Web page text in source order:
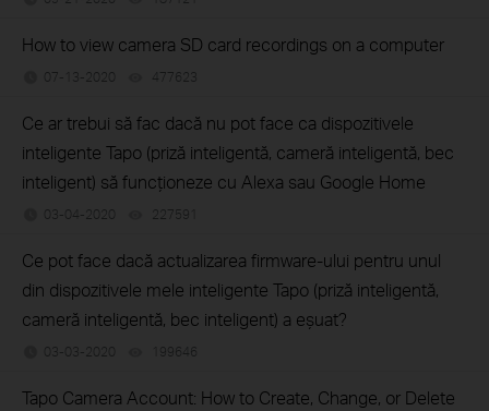
How to view camera SD card recordings on a computer
07-13-2020 477623
Ce ar trebui să fac dacă nu pot face ca dispozitivele
inteligente Tapo (priză inteligentă, cameră inteligentă, bec
inteligent) să funcționeze cu Alexa sau Google Home
03-04-2020 227591
Ce pot face dacă actualizarea firmware-ului pentru unul
din dispozitivele mele inteligente Tapo (priză inteligentă,
cameră inteligentă, bec inteligent) a eșuat?
03-03-2020 199646
Tapo Camera Account: How to Create, Change, or Delete